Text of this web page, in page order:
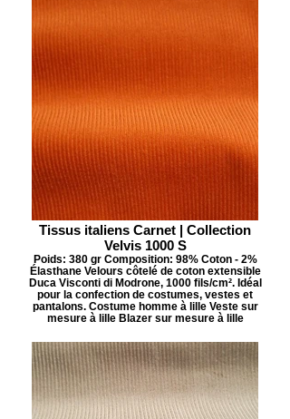
Tissus italiens Carnet | Collection
Velvis 1000 S
Poids: 380 gr Composition: 98% Coton - 2%
Élasthane Velours côtelé de coton extensible
Duca Visconti di Modrone, 1000 fils/cm². Idéal
pour la confection de costumes, vestes et
pantalons. Costume homme à lille Veste sur
mesure à lille Blazer sur mesure à lille